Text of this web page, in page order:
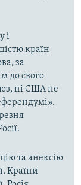
і
країн
за
до свого
ні США не
та анексію
Країни